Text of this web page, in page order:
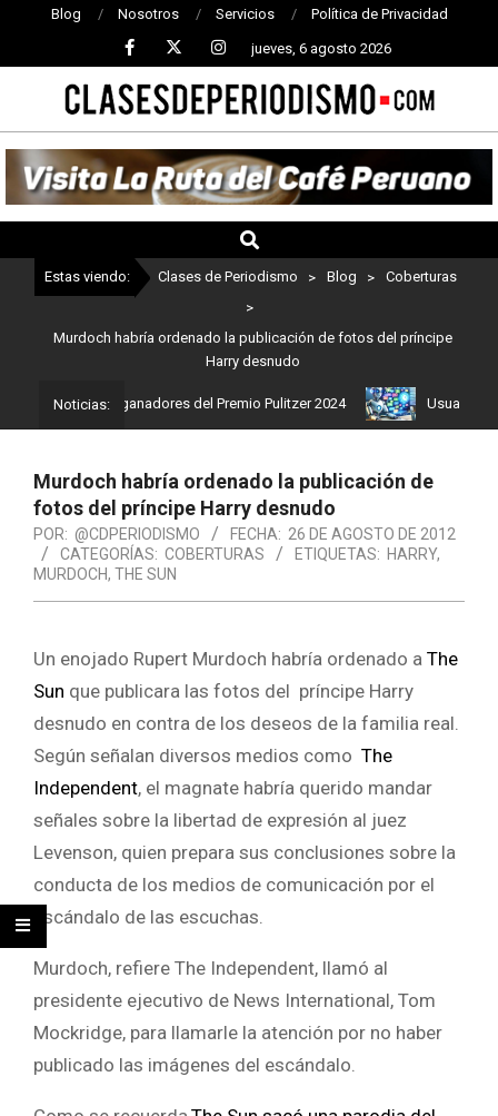
Blog Nosotros Servicios Política de Privacidad
jueves, 6 agosto 2026
CLASES
DE
PERIODISMO
Estas viendo: Clases de Periodismo > Blog >
Coberturas
>
Murdoch habría ordenado la publicación de fotos del príncipe
Harry desnudo
Noticias:
son los ganadores del Premio Pulitzer 2024 Usuarios de
Murdoch habría ordenado la publicación de
fotos del príncipe Harry desnudo
POR: @CDPERIODISMO FECHA: 26 DE AGOSTO DE 2012
CATEGORÍAS: COBERTURAS ETIQUETAS: HARRY,
MURDOCH, THE SUN
Un enojado Rupert Murdoch habría ordenado a The
Sun que publicara las fotos del príncipe Harry
desnudo en contra de los deseos de la familia real.
Según señalan diversos medios como The
Independent, el magnate habría querido mandar
señales sobre la libertad de expresión al juez
Levenson, quien prepara sus conclusiones sobre la
conducta de los medios de comunicación por el
escándalo de las escuchas.
Murdoch, refiere The Independent, llamó al
presidente ejecutivo de News International, Tom
Mockridge, para llamarle la atención por no haber
publicado las imágenes del escándalo.